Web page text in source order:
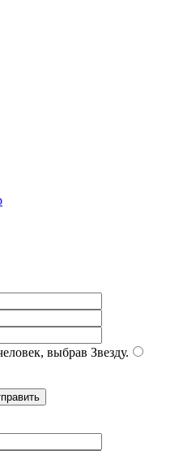
выбрав Звезду.